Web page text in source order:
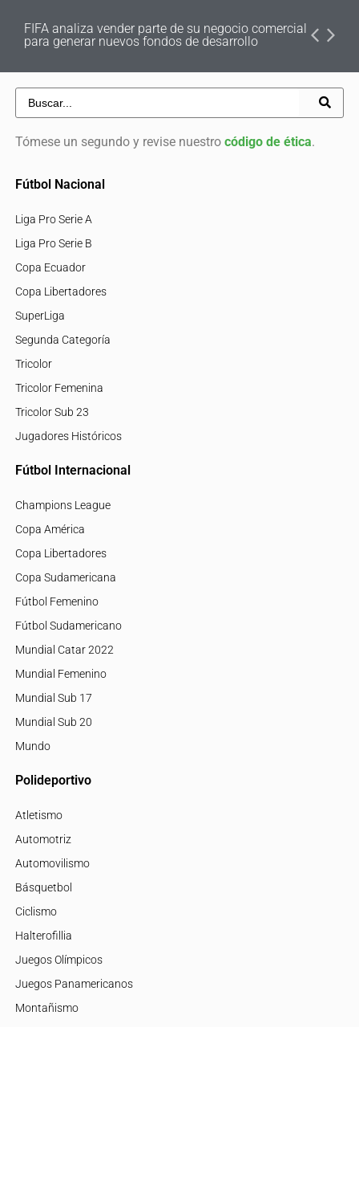
FIFA analiza vender parte de su negocio comercial
para generar nuevos fondos de desarrollo
Tómese un segundo y revise nuestro código de ética.
Fútbol Nacional
Liga Pro Serie A
Liga Pro Serie B
Copa Ecuador
Copa Libertadores
SuperLiga
Segunda Categoría
Tricolor
Tricolor Femenina
Tricolor Sub 23
Jugadores Históricos
Fútbol Internacional
Champions League
Copa América
Copa Libertadores
Copa Sudamericana
Fútbol Femenino
Fútbol Sudamericano
Mundial Catar 2022
Mundial Femenino
Mundial Sub 17
Mundial Sub 20
Mundo
Polideportivo
Atletismo
Automotriz
Automovilismo
Básquetbol
Ciclismo
Halterofillia
Juegos Olímpicos
Juegos Panamericanos
Montañismo